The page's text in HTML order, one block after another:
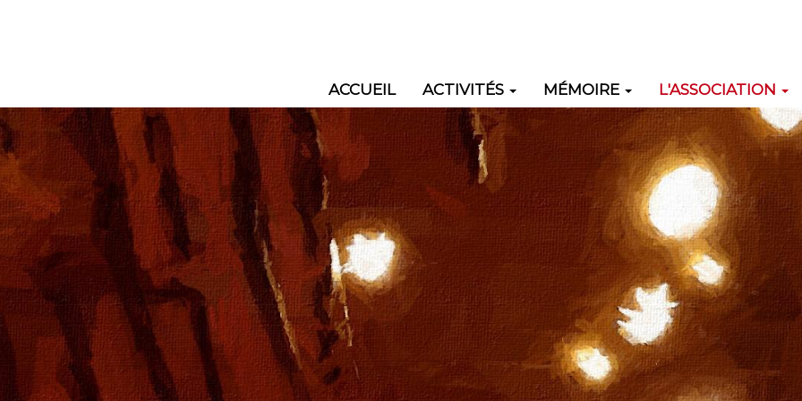
Main
navigation
ACCUEIL ACTIVITÉS MÉMOIRE L'ASSOCIATION